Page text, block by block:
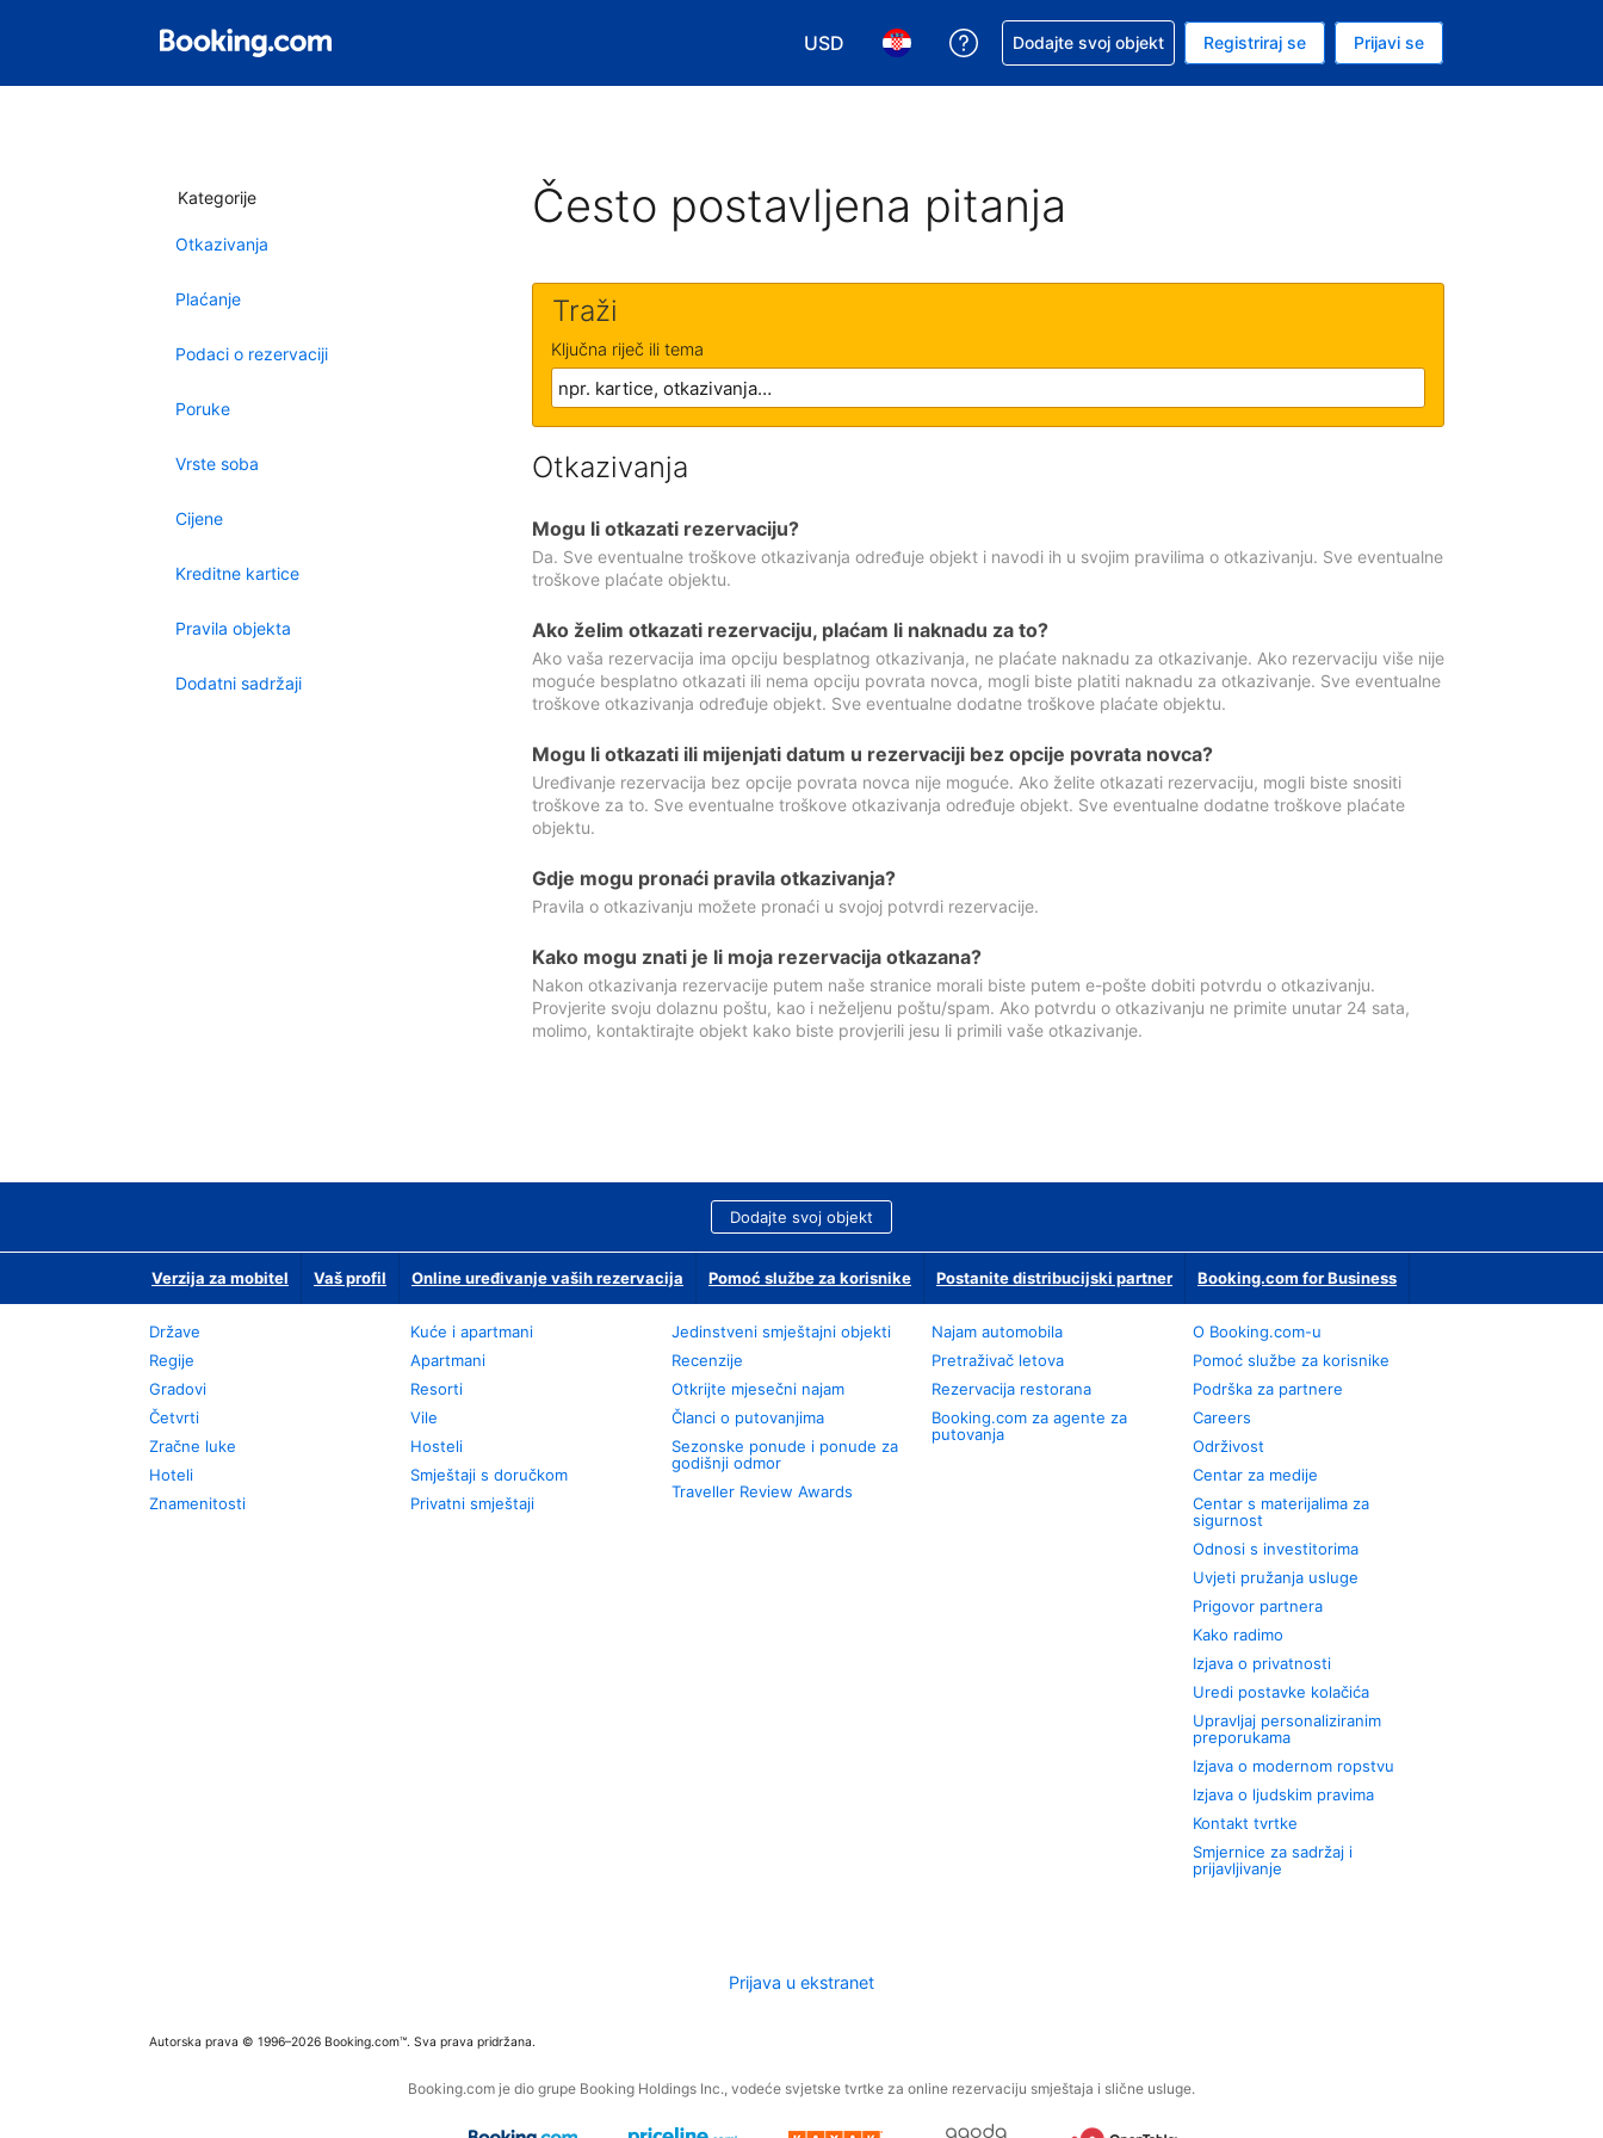
USD
Odaberite valutu. Vaša je trenutačna valuta Američki dolar
Odaberite svoj jezik. Vaš je trenutačni jezik Hrvatskom
Zatražite pomoć sa svojom rezervacijom
Dodajte svoj objekt Registriraj se Prijavi se
Kategorije
Otkazivanja
Plaćanje
Podaci o rezervaciji
Poruke
Vrste soba
Cijene
Kreditne kartice
Pravila objekta
Dodatni sadržaji
Često postavljena pitanja
Traži
Ključna riječ ili tema
Otkazivanja
Mogu li otkazati rezervaciju?
Da. Sve eventualne troškove otkazivanja određuje objekt i navodi ih u svojim pravilima o otkazivanju. Sve eventualne
troškove plaćate objektu.
Ako želim otkazati rezervaciju, plaćam li naknadu za to?
Ako vaša rezervacija ima opciju besplatnog otkazivanja, ne plaćate naknadu za otkazivanje. Ako rezervaciju više nije
moguće besplatno otkazati ili nema opciju povrata novca, mogli biste platiti naknadu za otkazivanje. Sve eventualne
troškove otkazivanja određuje objekt. Sve eventualne dodatne troškove plaćate objektu.
Mogu li otkazati ili mijenjati datum u rezervaciji bez opcije povrata novca?
Uređivanje rezervacija bez opcije povrata novca nije moguće. Ako želite otkazati rezervaciju, mogli biste snositi
troškove za to. Sve eventualne troškove otkazivanja određuje objekt. Sve eventualne dodatne troškove plaćate
objektu.
Gdje mogu pronaći pravila otkazivanja?
Pravila o otkazivanju možete pronaći u svojoj potvrdi rezervacije.
Kako mogu znati je li moja rezervacija otkazana?
Nakon otkazivanja rezervacije putem naše stranice morali biste putem e-pošte dobiti potvrdu o otkazivanju.
Provjerite svoju dolaznu poštu, kao i neželjenu poštu/spam. Ako potvrdu o otkazivanju ne primite unutar 24 sata,
molimo, kontaktirajte objekt kako biste provjerili jesu li primili vaše otkazivanje.
Dodajte svoj objekt
Verzija za mobitel Vaš profil Online uređivanje vaših rezervacija Pomoć službe za korisnike Postanite distribucijski partner Booking.com for Business
Države
Regije
Gradovi
Četvrti
Zračne luke
Hoteli
Znamenitosti
Kuće i apartmani
Apartmani
Resorti
Vile
Hosteli
Smještaji s doručkom
Privatni smještaji
Jedinstveni smještajni objekti
Recenzije
Otkrijte mjesečni najam
Članci o putovanjima
Sezonske ponude i ponude za
godišnji odmor
Traveller Review Awards
Najam automobila
Pretraživač letova
Rezervacija restorana
Booking.com za agente za
putovanja
O Booking.com-u
Pomoć službe za korisnike
Podrška za partnere
Careers
Održivost
Centar za medije
Centar s materijalima za
sigurnost
Odnosi s investitorima
Uvjeti pružanja usluge
Prigovor partnera
Kako radimo
Izjava o privatnosti
Uredi postavke kolačića
Upravljaj personaliziranim
preporukama
Izjava o modernom ropstvu
Izjava o ljudskim pravima
Kontakt tvrtke
Smjernice za sadržaj i
prijavljivanje
Prijava u ekstranet
Autorska prava © 1996–2026 Booking.com™. Sva prava pridržana.
Booking.com je dio grupe Booking Holdings Inc., vodeće svjetske tvrtke za online rezervaciju smještaja i slične usluge.